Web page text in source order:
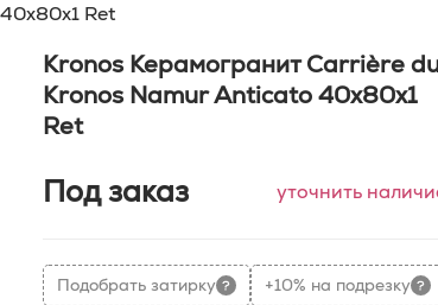
Ret
Kronos Керамогранит Carrière
Kronos Namur Anticato 40х80x1
Ret
Под заказ уточнить
Подобрать затирку +10% на подрезку